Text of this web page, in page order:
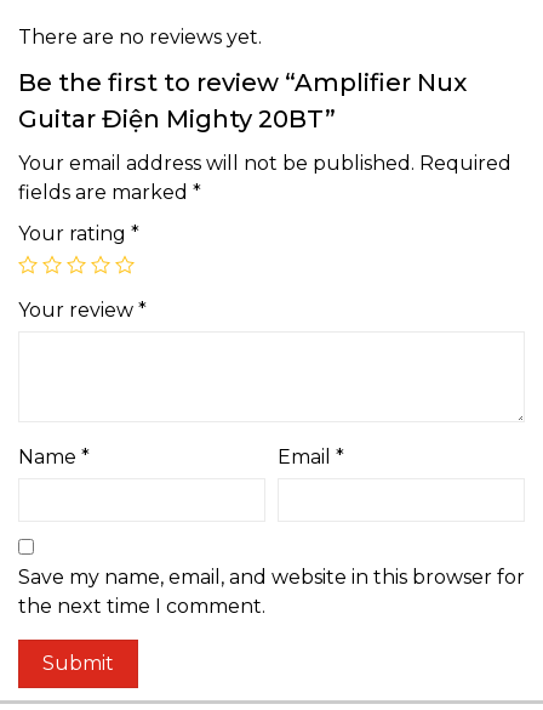
There are no reviews yet.
Be the first to review “Amplifier Nux
Guitar Điện Mighty 20BT”
Your email address will not be published. Required
fields are marked *
Your rating *
Your review *
Name * Email *
Save my name, email, and website in this browser for
the next time I comment.